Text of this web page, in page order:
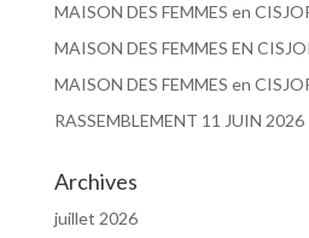
MAISON DES FEMMES en
MAISON DES FEMMES EN
MAISON DES FEMMES en
RASSEMBLEMENT 11 JUIN 2026
Archives
juillet 2026